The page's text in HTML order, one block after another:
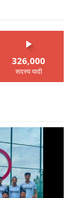
326,000
सदस्य यादी